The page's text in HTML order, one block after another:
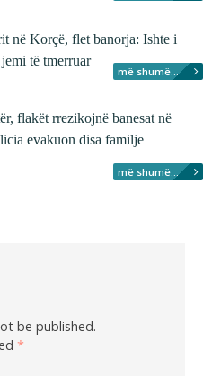
në Korçë, flet banorja: Ishte i
të tmerruar
më shumë...
flakët rrezikojnë banesat në
evakuon disa familje
më shumë...
be published.
*